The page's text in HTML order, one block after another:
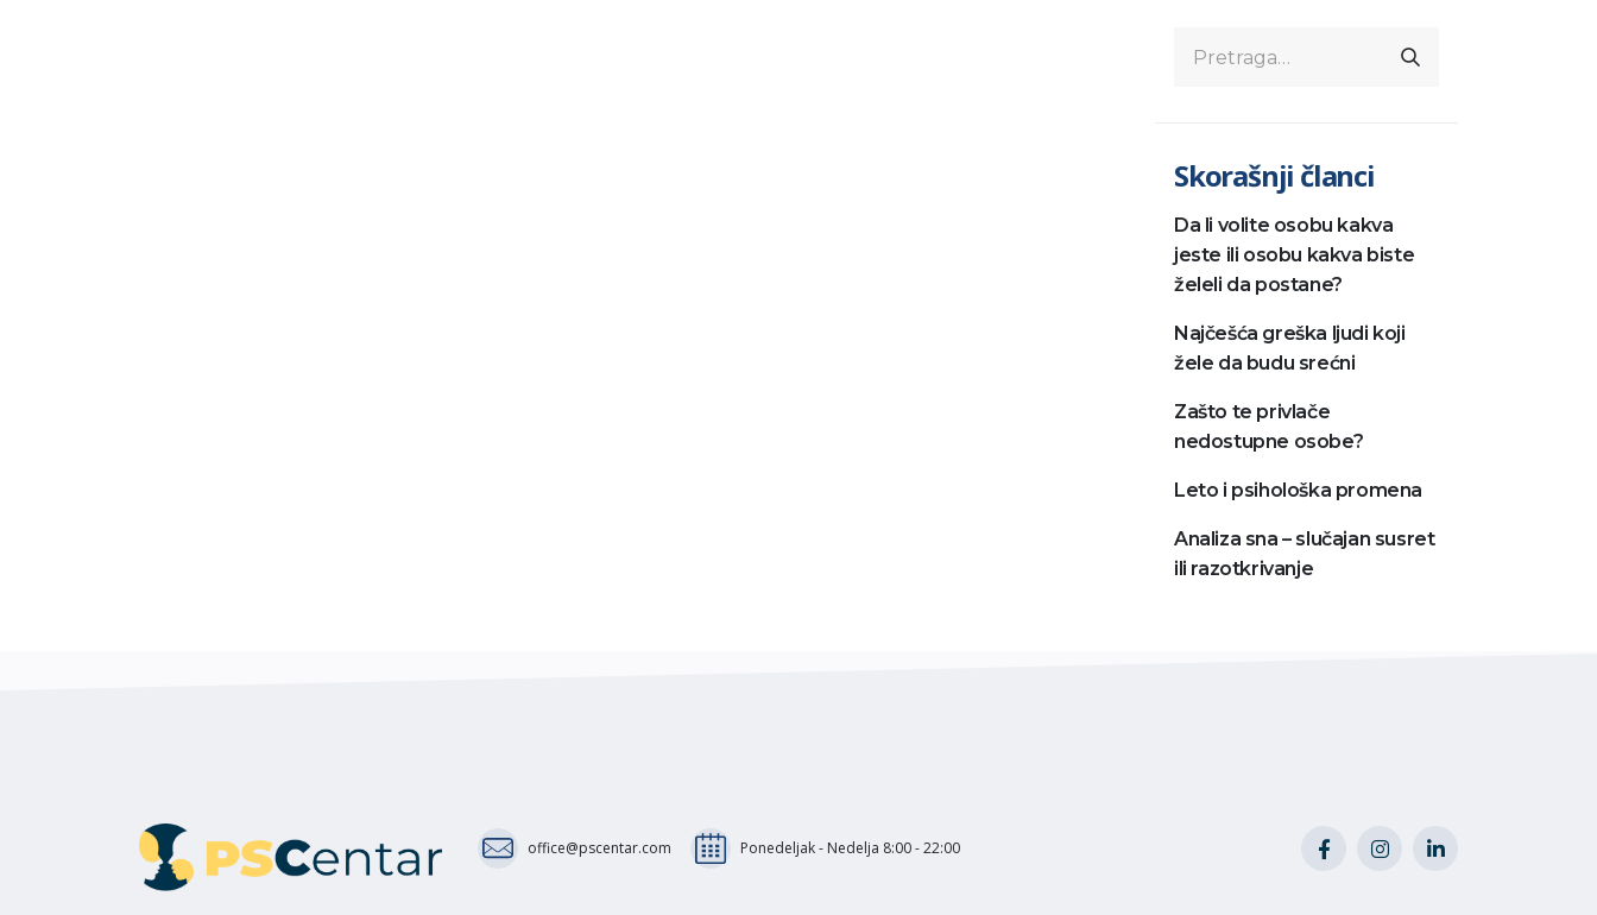
Skorašnji članci
Da li volite osobu kakva
jeste ili osobu kakva biste
želeli da postane?
Najčešća greška ljudi koji
žele da budu srećni
Zašto te privlače
nedostupne osobe?
Leto i psihološka promena
Analiza sna – slučajan susret
ili razotkrivanje
office@pscentar.com Ponedeljak - Nedelja 8:00 - 22:00